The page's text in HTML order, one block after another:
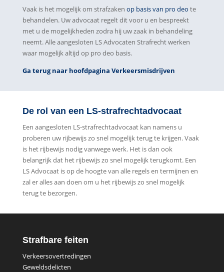
Vaak is het mogelijk om strafzaken op basis van pro deo te
behandelen. Uw advocaat regelt dit voor u en bespreekt
met u de mogelijkheden zodra hij uw zaak in behandeling
neemt. Alle aangesloten LS Advocaten Strafrecht werken
waar mogelijk altijd op pro deo basis.
Ga terug naar hoofdpagina Verkeersmisdrijven
De rol van een LS-strafrechtadvocaat
Een aangesloten LS-strafrechtadvocaat kan namens u
proberen uw rijbewijs zo snel mogelijk terug te krijgen. Vaak
is het rijbewijs nodig vanwege werk. Het is dan ook
belangrijk dat het rijbewijs zo snel mogelijk terugkomt. Een
LS Advocaat is op de hoogte van alle regels en termijnen en
zal er alles aan doen om u het rijbewijs zo snel mogelijk
terug te bezorgen.
Strafbare feiten
Verkeersovertredingen
Geweldsdelicten